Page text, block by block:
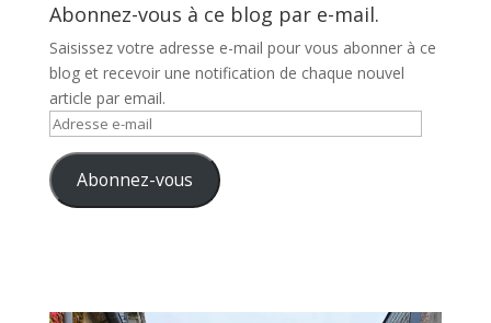
Abonnez-vous à ce blog par e-mail.
Saisissez votre adresse e-mail pour vous abonner à ce
blog et recevoir une notification de chaque nouvel
article par email.
Adresse
mail Abonnez-vous